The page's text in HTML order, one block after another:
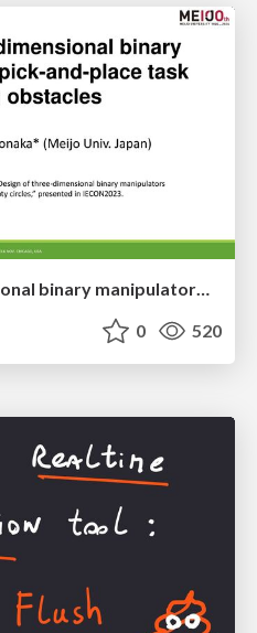
Design of three-dimensional binary manipulators for pick-and-place task avoiding obstacles (IECON2024)
0 520